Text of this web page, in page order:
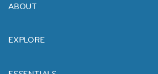
ABOUT
EXPLORE